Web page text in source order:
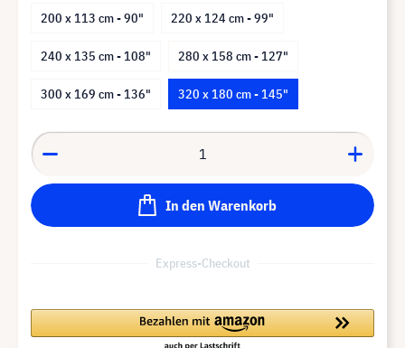
200 x 113 cm - 90" 220 x 124 cm - 99"
240 x 135 cm - 108" 280 x 158 cm - 127"
300 x 169 cm - 136" 320 x 180 cm - 145"
In den Warenkorb
Express-Checkout